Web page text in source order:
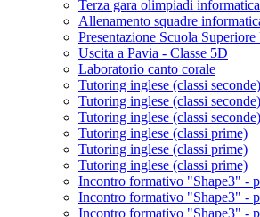
Terza gara olimpiadi informatica
Allenamento squadre
Presentazione Scuola
Uscita a Pavia - Classe 5D
Laboratorio canto corale
Tutoring inglese (classi seconde)
Tutoring inglese (classi seconde)
Tutoring inglese (classi seconde)
Tutoring inglese (classi prime)
Tutoring inglese (classi prime)
Tutoring inglese (classi prime)
Incontro formativo "Shape3" -
Incontro formativo "Shape3" -
Incontro formativo "Shape3" -